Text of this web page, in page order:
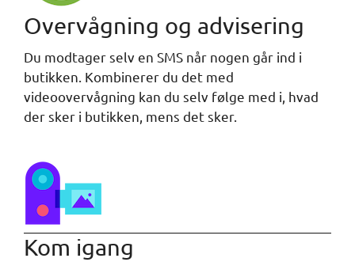
Overvågning og advisering
Du modtager selv en SMS når nogen går ind i
butikken. Kombinerer du det med
videoovervågning kan du selv følge med i, hvad
der sker i butikken, mens det sker.
Kom igang